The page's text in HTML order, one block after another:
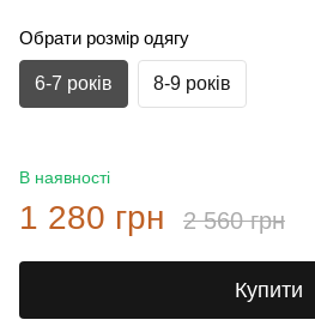
Обрати розмір одягу
6-7 років 8-9 років
В наявності
1 280 грн 2 560 грн
Купити